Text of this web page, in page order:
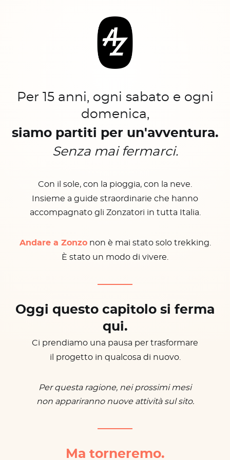
Per 15 anni, ogni sabato e ogni
domenica,
siamo partiti per un'avventura.
Senza mai fermarci.
Con il sole, con la pioggia, con la neve.
Insieme a guide straordinarie che hanno
accompagnato gli Zonzatori in tutta Italia.
Andare a Zonzonon è mai stato solo trekking.
È stato un modo di vivere.
Oggi questo capitolo si ferma
qui.
Ci prendiamo una pausa per trasformare
il progetto in qualcosa di nuovo.
Per questa ragione, nei prossimi mesi
non appariranno nuove attività sul sito.
Ma torneremo.